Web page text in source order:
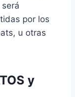
por los
u otras
y